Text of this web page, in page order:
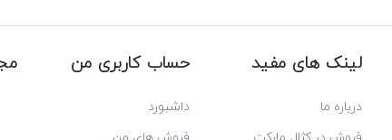
لینک های مفید
درباره ما
حساب کاربری من
داشبورد